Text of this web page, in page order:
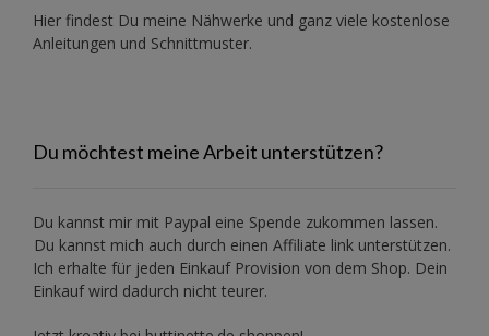
Hier findest Du meine Nähwerke und ganz viele kostenlose
Anleitungen und Schnittmuster.
Du möchtest meine Arbeit unterstützen?
Du kannst mir mit Paypal eine Spende zukommen lassen.
Du kannst mich auch durch einen Affiliate link unterstützen.
Ich erhalte für jeden Einkauf Provision von dem Shop. Dein
Einkauf wird dadurch nicht teurer.